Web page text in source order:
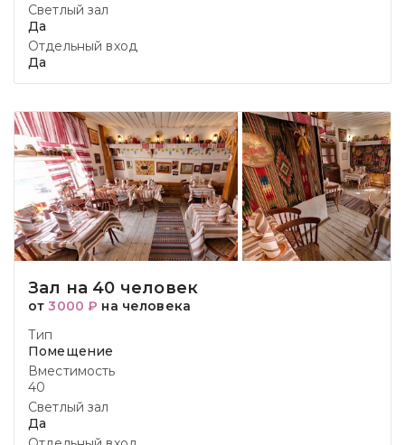
Светлый зал
Да
Отдельный вход
Да
Зал на 40 человек
от3000 ₽ на человека
Тип
Помещение
Вместимость
40
Светлый зал
Да